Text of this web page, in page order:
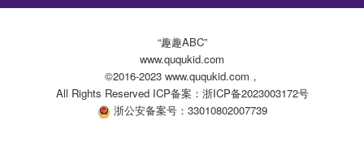
“趣趣ABC”
www.ququkid.com
©2016-2023 www.ququkid.com，
All Rights Reserved ICP备案：浙ICP备2023003172号
浙公安备案号：33010802007739